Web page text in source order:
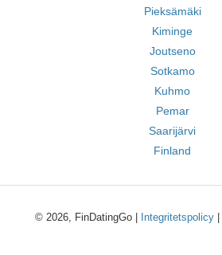
Pieksämäki
Kiminge
Joutseno
Sotkamo
Kuhmo
Pemar
Saarijärvi
Finland
© 2026, FinDatingGo | Integritetspolicy